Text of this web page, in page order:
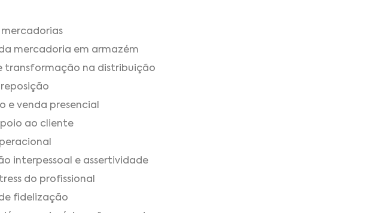
mercadoria em armazém
transformação na distribuição
e venda presencial
ao cliente
interpessoal e assertividade
do profissional
fidelização